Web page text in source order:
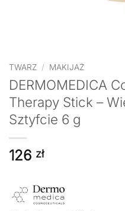
TWARZ / MAKIJAŻ
DERMOMEDICA
Therapy Stick –
Sztyfcie 6 g
126 zł